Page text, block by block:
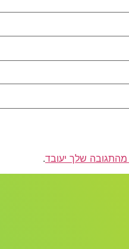
מהתגובה שלך יעובד.